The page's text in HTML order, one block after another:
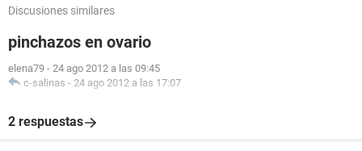
Discusiones similares
pinchazos en ovario
elena79 - 24 ago 2012 a las 09:45
c-salinas - 24 ago 2012 a las 17:07
2 respuestas